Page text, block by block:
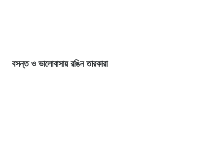
বসন্ত ও ভালোবাসায় রঙিন তারকারা